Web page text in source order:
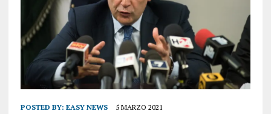
POSTED BY: EASY NEWS 5 MARZO 2021